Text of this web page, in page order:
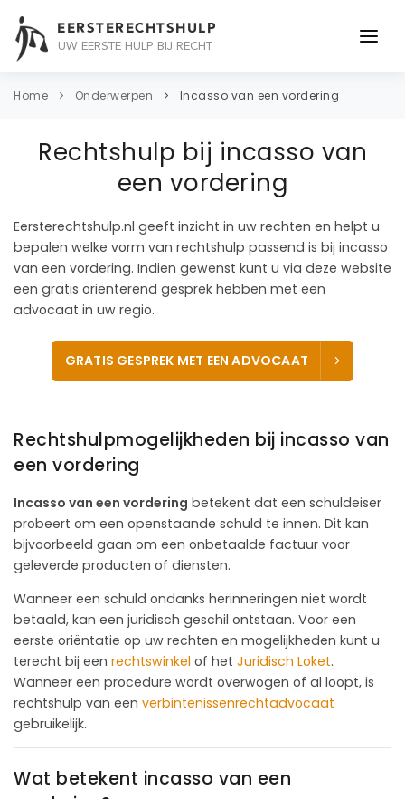
EERSTERECHTSHULP
UW EERSTE HULP BIJ RECHT
ONDERWERPEN
CONTACT
Home Onderwerpen Incasso van een vordering
Rechtshulp bij incasso van
een vordering
Eersterechtshulp.nl geeft inzicht in uw rechten en helpt u
bepalen welke vorm van rechtshulp passend is bij incasso
van een vordering. Indien gewenst kunt u via deze website
een gratis oriënterend gesprek hebben met een
advocaat in uw regio.
GRATIS GESPREK MET EEN ADVOCAAT
Rechtshulpmogelijkheden bij incasso van
een vordering
Incasso van een vordering betekent dat een schuldeiser
probeert om een openstaande schuld te innen. Dit kan
bijvoorbeeld gaan om een onbetaalde factuur voor
geleverde producten of diensten.
Wanneer een schuld ondanks herinneringen niet wordt
betaald, kan een juridisch geschil ontstaan. Voor een
eerste oriëntatie op uw rechten en mogelijkheden kunt u
terecht bij een rechtswinkel of het Juridisch Loket.
Wanneer een procedure wordt overwogen of al loopt, is
rechtshulp van een verbintenissenrechtadvocaat
gebruikelijk.
Wat betekent incasso van een